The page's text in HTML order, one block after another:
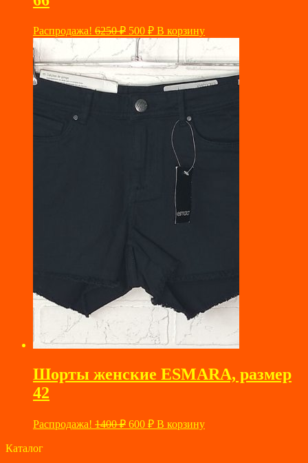
Распродажа! 6250₽ Первоначальная
цена
составляла
6250 ₽.
500 ₽Текущая
цена:
500 ₽.
В корзину
Шорты женские ESMARA, размер
42
Распродажа! 1400₽ Первоначальная
600 ₽Текущая
цена:
В корзину
Каталог